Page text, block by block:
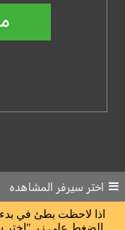
اختر سيرفر المشاهده
اذا لاحظت بطئ في
الضغط على زر "اختر